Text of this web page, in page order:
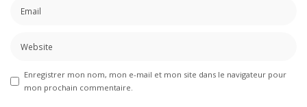
Enregistrer mon nom, mon e-mail et mon site dans le navigateur pour
mon prochain commentaire.